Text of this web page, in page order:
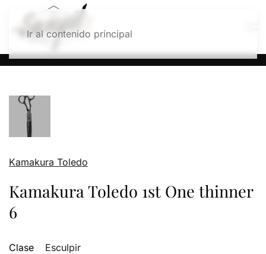
Ir al contenido principal
Kamakura Toledo
Kamakura Toledo 1st One thinner
6
Clase Esculpir